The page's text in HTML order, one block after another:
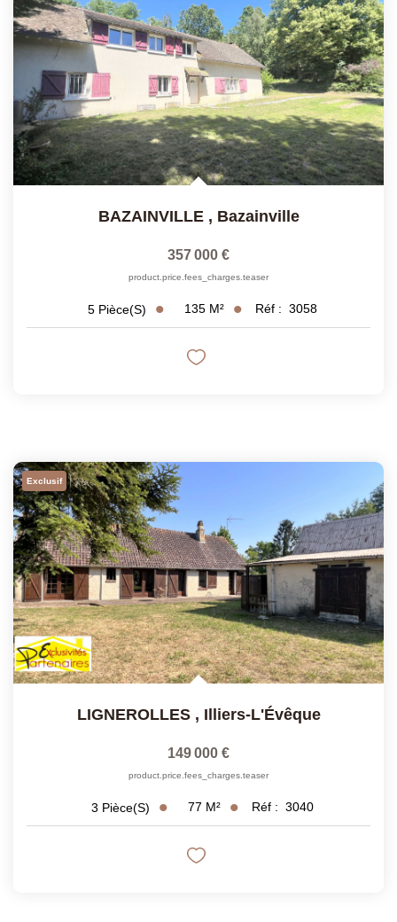
BAZAINVILLE , Bazainville
357 000 €
product.price.fees_charges.teaser
5 Pièce(s) 135 M² Réf : 3058
Exclusif
LIGNEROLLES , Illiers-L'Évêque
149 000 €
product.price.fees_charges.teaser
3 Pièce(s) 77 M² Réf : 3040